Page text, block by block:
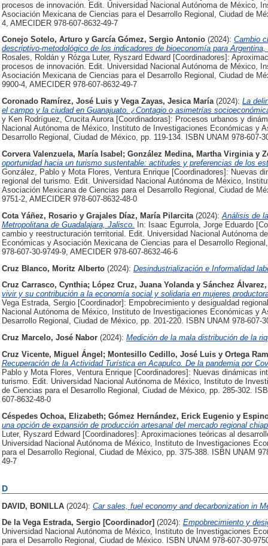
procesos de innovación. Edit. Universidad Nacional Autónoma de México,
Asociación Mexicana de Ciencias para el Desarrollo Regional, Ciudad de
4, AMECIDER 978-607-8632-49-7
Conejo Sotelo, Arturo y García Gómez, Sergio Antonio (2024): Cambio
descriptivo-metodológico de los indicadores de bioeconomía para
Rosales, Roldán y Rózga Luter, Ryszard Edward [Coordinadores]:
procesos de innovación. Edit. Universidad Nacional Autónoma de México,
Asociación Mexicana de Ciencias para el Desarrollo Regional, Ciudad de
9900-4, AMECIDER 978-607-8632-49-7
Coronado Ramírez, José Luis y Vega Zayas, Jesica María (2024): La
el campo y la ciudad en Guanajuato. ¿Contagio o asimetrías
y Ken Rodríguez, Crucita Aurora [Coordinadoras]: Procesos urbanos y
Nacional Autónoma de México, Instituto de Investigaciones Económicas y
Desarrollo Regional, Ciudad de México, pp. 119-134. ISBN UNAM 978-607-
Corvera Valenzuela, María Isabel ; González Medina, Martha Virginiay
oportunidad hacia un turismo sustentable: actitudes y preferencias de los
González, Pablo y Mota Flores, Ventura Enrique [Coordinadores]: Nuevas
regional del turismo. Edit. Universidad Nacional Autónoma de México,
Asociación Mexicana de Ciencias para el Desarrollo Regional, Ciudad de
9751-2, AMECIDER 978-607-8632-48-0
Cota Yáñez, Rosario y Grajales Díaz, María Pilarcita (2024): Análisis de
Metropolitana de Guadalajara, Jalisco.
In: Isaac Egurrola, Jorge Eduardo
cambio y reestructuración territorial. Edit. Universidad Nacional Autónoma
Económicas y Asociación Mexicana de Ciencias para el Desarrollo
978-607-30-9749-9, AMECIDER 978-607-8632-46-6
Cruz Blanco, Moritz Alberto (2024): Desindustrialización e Informalidad
Cruz Carrasco, Cynthia; López Cruz, Juana Yolanday Sánchez
vivir y su contribución a la economía social y solidaria en mujeres
Vega Estrada, Sergio [Coordinador]: Empobrecimiento y desigualdad
Nacional Autónoma de México, Instituto de Investigaciones Económicas y
Desarrollo Regional, Ciudad de México, pp. 201-220. ISBN UNAM 978-607-
Cruz Marcelo, José Nabor (2024): Medición de la mala distribución de la
Cruz Vicente, Miguel Ángel ; Montesillo Cedillo, José Luis y Ortega
Recuperación de la Actividad Turística en Acapulco. De la pandemia por
Pablo y Mota Flores, Ventura Enrique [Coordinadores]: Nuevas dinámicas
turismo. Edit. Universidad Nacional Autónoma de México, Instituto de
de Ciencias para el Desarrollo Regional, Ciudad de México, pp. 285-302.
607-8632-48-0
Céspedes Ochoa, Elizabeth; Gómez Hernández, Erick Eugenio y
una opción de expansión de producción artesanal del mercado regional
Luter, Ryszard Edward [Coordinadores]: Aproximaciones teóricas al
Universidad Nacional Autónoma de México, Instituto de Investigaciones
para el Desarrollo Regional, Ciudad de México, pp. 375-388. ISBN UNAM
49-7
D
DAVID, BONILLA (2024): Car sales, fuel economy and decarbonization in
De la Vega Estrada, Sergio [Coordinador] (2024): Empobrecimiento y
Universidad Nacional Autónoma de México, Instituto de Investigaciones
para el Desarrollo Regional, Ciudad de México. ISBN UNAM 978-607-30-